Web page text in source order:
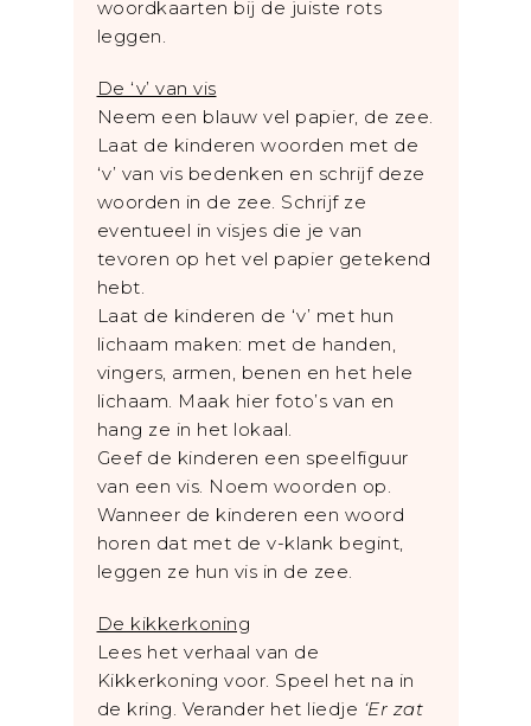
woordkaarten bij de juiste rots
leggen.
De ‘v’ van vis
Neem een blauw vel papier, de zee.
Laat de kinderen woorden met de
‘v’ van vis bedenken en schrijf deze
woorden in de zee. Schrijf ze
eventueel in visjes die je van
tevoren op het vel papier getekend
hebt.
Laat de kinderen de ‘v’ met hun
lichaam maken: met de handen,
vingers, armen, benen en het hele
lichaam. Maak hier foto’s van en
hang ze in het lokaal.
Geef de kinderen een speelfiguur
van een vis. Noem woorden op.
Wanneer de kinderen een woord
horen dat met de v-klank begint,
leggen ze hun vis in de zee.
De kikkerkoning
Lees het verhaal van de
Kikkerkoning voor. Speel het na in
de kring. Verander het liedje ‘Er zat